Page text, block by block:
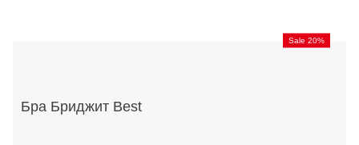
Sale 20%
Бра Бриджит Best